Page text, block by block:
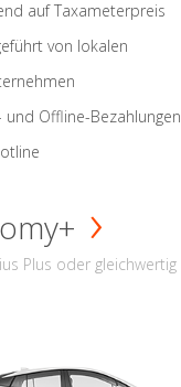
auf Taxameterpreis
von lokalen
und Offline-Bezahlungen
Plus oder gleichwertig